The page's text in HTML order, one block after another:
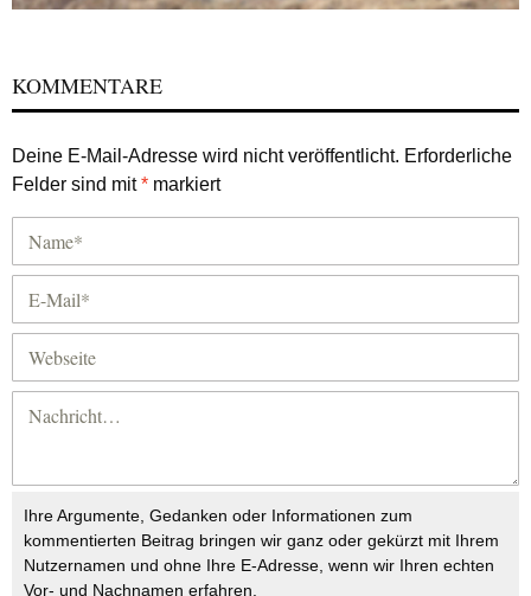
KOMMENTARE
Deine E-Mail-Adresse wird nicht veröffentlicht. Erforderliche
Felder sind mit* markiert
Ihre Argumente, Gedanken oder Informationen zum
kommentierten Beitrag bringen wir ganz oder gekürzt mit Ihrem
Nutzernamen und ohne Ihre E-Adresse, wenn wir Ihren echten
Vor- und Nachnamen erfahren.